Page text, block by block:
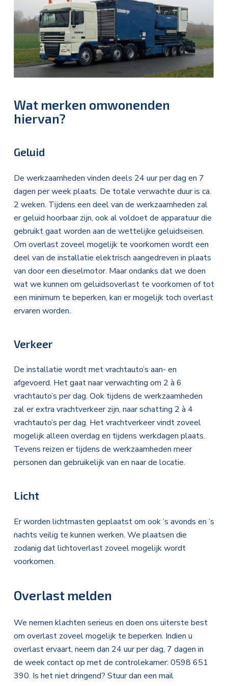
Wat merken omwonenden
hiervan?
Geluid
De werkzaamheden vinden deels 24 uur per dag en 7
dagen per week plaats. De totale verwachte duur is ca.
2 weken. Tijdens een deel van de werkzaamheden zal
er geluid hoorbaar zijn, ook al voldoet de apparatuur die
gebruikt gaat worden aan de wettelijke geluidseisen.
Om overlast zoveel mogelijk te voorkomen wordt een
deel van de installatie elektrisch aangedreven in plaats
van door een dieselmotor. Maar ondanks dat we doen
wat we kunnen om geluidsoverlast te voorkomen of tot
een minimum te beperken, kan er mogelijk toch overlast
ervaren worden.
Verkeer
De installatie wordt met vrachtauto’s aan- en
afgevoerd. Het gaat naar verwachting om 2 à 6
vrachtauto’s per dag. Ook tijdens de werkzaamheden
zal er extra vrachtverkeer zijn, naar schatting 2 à 4
vrachtauto’s per dag. Het vrachtverkeer vindt zoveel
mogelijk alleen overdag en tijdens werkdagen plaats.
Tevens reizen er tijdens de werkzaamheden meer
personen dan gebruikelijk van en naar de locatie.
Licht
Er worden lichtmasten geplaatst om ook ’s avonds en ’s
nachts veilig te kunnen werken. We plaatsen die
zodanig dat lichtoverlast zoveel mogelijk wordt
voorkomen.
Overlast melden
We nemen klachten serieus en doen ons uiterste best
om overlast zoveel mogelijk te beperken. Indien u
overlast ervaart, neem dan 24 uur per dag, 7 dagen in
de week contact op met de controlekamer: 0598 651
390. Is het niet dringend? Stuur dan een mail